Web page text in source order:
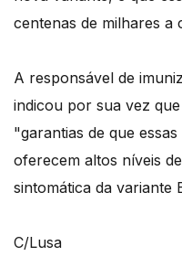
centenas de milhares a
A responsável de
indicou por sua vez
"garantias de que
oferecem altos níveis
sintomática da variante
C/Lusa